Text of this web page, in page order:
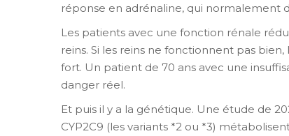
réponse en adrénaline, qui normalement
Les patients avec une fonction rénale
reins. Si les reins ne fonctionnent pas
fort. Un patient de 70 ans avec une
danger réel.
Et puis il y a la génétique. Une étude de
CYP2C9 (les variants *2 ou *3)